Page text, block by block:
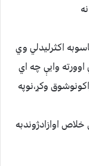
اکثرليدلي وي
وايې چه اي
وکړ،نوپه
اوازادژوندبه